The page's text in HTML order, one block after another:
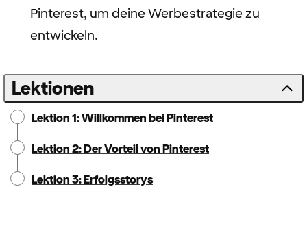
Pinterest, um deine Werbestrategie zu
entwickeln.
Lektionen
Lektion 1: Willkommen bei Pinterest
Lektion 2: Der Vorteil von Pinterest
Lektion 3: Erfolgsstorys